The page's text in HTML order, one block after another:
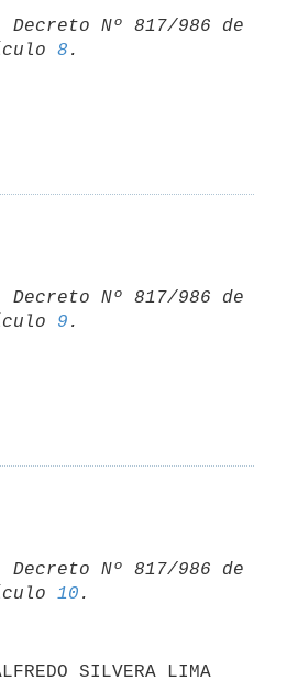
Decreto Nº 817/986 de
8
Decreto Nº 817/986 de
9
Decreto Nº 817/986 de
10